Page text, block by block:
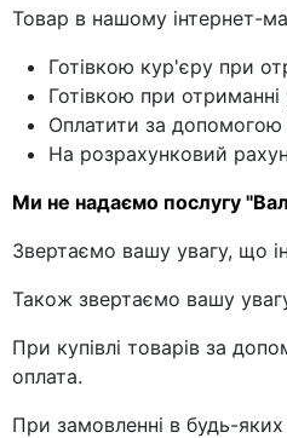
Товар в нашому інтернет-
Готівкою кур'єру при
Готівкою при
Оплатити за допомогою
На розрахунковий
Ми не надаємо послугу
Звертаємо вашу увагу, що
Також звертаємо вашу
При купівлі товарів за
оплата.
При замовленні в будь-